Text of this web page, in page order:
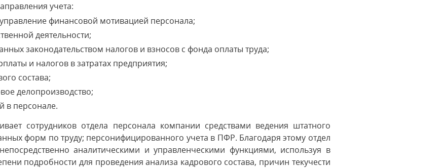
учета:
финансовой мотивацией персонала;
деятельности;
законодательством налогов и взносов с фонда оплаты труда;
и налогов в затратах предприятия;
состава;
делопроизводство;
в персонале.
сотрудников отдела персонала компании средствами ведения штатного
форм по труду; персонифицированного учета в ПФР. Благодаря этому отдел
аналитическими и управленческими функциями, используя в
подробности для проведения анализа кадрового состава, причин текучести